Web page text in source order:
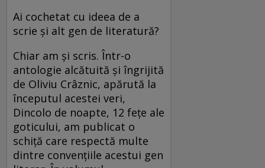
Ai cochetat cu ideea de a
scrie şi alt gen de literatură?
Chiar am şi scris. Într-o
antologie alcătuită şi îngrijită
de Oliviu Crâznic, apărută la
începutul acestei veri,
Dincolo de noapte, 12 feţe ale
goticului, am publicat o
schiţă care respectă multe
dintre convenţiile acestui gen